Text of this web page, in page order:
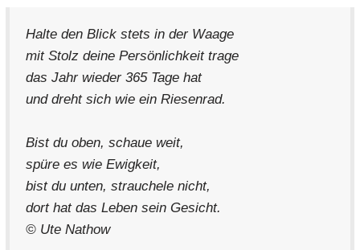
Halte den Blick stets in der Waage
mit Stolz deine Persönlichkeit trage
das Jahr wieder 365 Tage hat
und dreht sich wie ein Riesenrad.
Bist du oben, schaue weit,
spüre es wie Ewigkeit,
bist du unten, strauchele nicht,
dort hat das Leben sein Gesicht.
© Ute Nathow